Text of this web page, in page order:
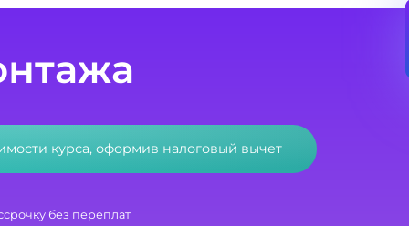
курса, оформив налоговый вычет
без переплат